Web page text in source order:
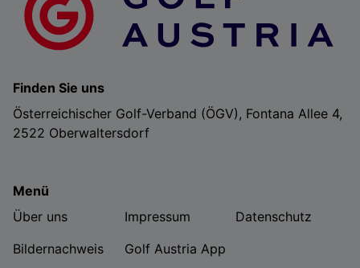
Finden Sie uns
Österreichischer Golf-Verband (ÖGV), Fontana Allee 4,
2522 Oberwaltersdorf
Menü
Über uns
Impressum
Datenschutz
Bildernachweis
Golf Austria App